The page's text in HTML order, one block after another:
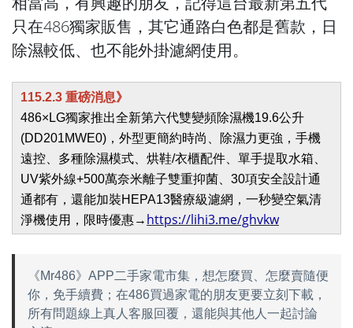
只在486獨家販售，其它通路白色都是舊款，日
除濕較低、也不能外掛濾網使用。
115.2.3 重磅消息》
486×LG獨家推出全新第六代雙變頻除濕機19.6公升
(DD201MWE0)，外型更簡約時尚、除濕力更強，手機
遠控、多種除濕模式、烘鞋/衣櫃配件、單手提取水箱、
UV紫外線+500萬奈米離子雙重抑菌、30項安全設計通
通都有，還能加裝HEPA13醫療級濾網，一秒變空氣清
淨機使用，限時優惠→ https://lihi3.me/ghvkw
《Mr486》APP二手家電市集，想怎麼買、怎麼賣隨便
你，免手續費；在486買過家電的朋友更要立刻下載，
所有問題線上真人客服回覆，還能與其他人一起討論